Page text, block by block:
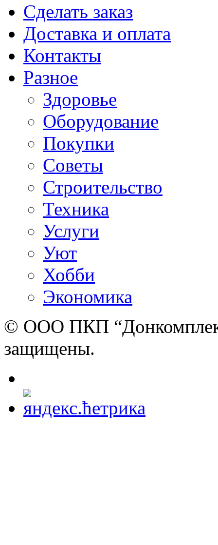
Сделать заказ
Доставка и оплата
Контакты
Разное
Здоровье
Оборудование
Покупки
Советы
Строительство
Техника
Услуги
Уют
Хобби
Экономика
© ООО ПКП
защищены.